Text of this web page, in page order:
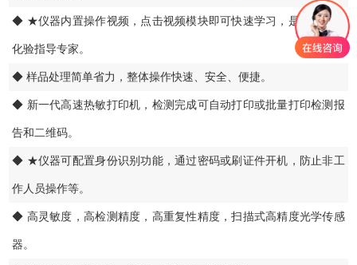
◆ ★仪器内置操作视频，点击视频模块即可快速学习，是您身边的
化验指导专家。
◆ 样品处理简单省力，整体操作快速、安全、便捷。
◆ 新一代高速热敏打印机，检测完成可自动打印或批量打印检测报
告和二维码。
◆ ★仪器可配置身份识别功能，通过密码或刷证件开机，防止非工
作人员操作等。
◆ 高灵敏度，高检测精度，高重复性精度，扫描式高精度光学传感
器。